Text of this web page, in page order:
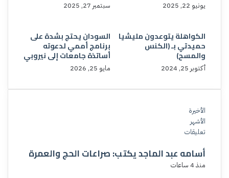
سبتمبر 27, 2025 يونيو 22, 2025
السودان يحتج بشدة على
برنامج أممي لدعوته
أساتذة جامعات إلى نيروبي
مايو 25, 2026
الكواهلة يتوعدون مليشيا
حميدتي بـ (الكنس
والمسح)
أكتوبر 25, 2024
الأخيرة
الأشهر
تعليقات
أسامه عبد الماجد يكتب: صراعات الحج والعمرة
منذ 4 ساعات